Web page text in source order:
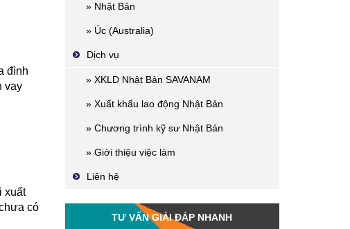
đình
vay
xuất
có
» Nhật Bản
» Úc (Australia)
Dịch vụ
» XKLD Nhật Bản SAVANAM
» Xuất khẩu lao động Nhật Bản
» Chương trình kỹ sư Nhật Bản
» Giới thiệu việc làm
Liên hệ
TƯ VẤN GIẢI ĐÁP NHANH